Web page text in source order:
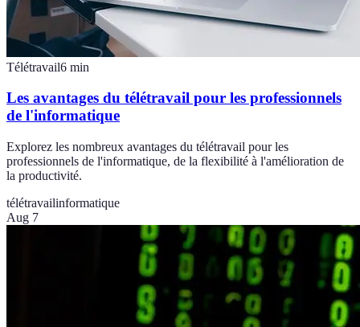
Télétravail6 min
Les avantages du télétravail pour les professionnels
de l'informatique
Explorez les nombreux avantages du télétravail pour les
professionnels de l'informatique, de la flexibilité à l'amélioration de
la productivité.
télétravailinformatique
Aug 7